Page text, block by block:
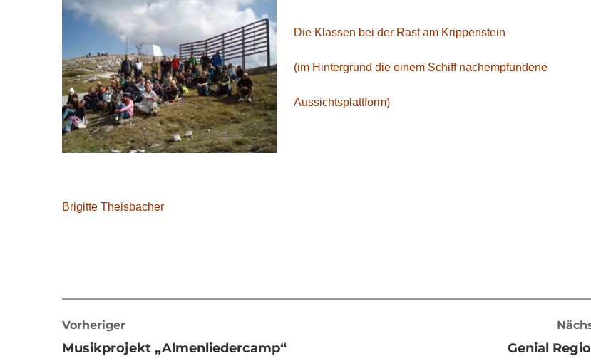
Die Klassen bei der Rast am Krippenstein
(im Hintergrund die einem Schiff nachempfundene
Aussichtsplattform)
Brigitte Theisbacher
Vorheriger
Musikprojekt „Almenliedercamp“ Genial